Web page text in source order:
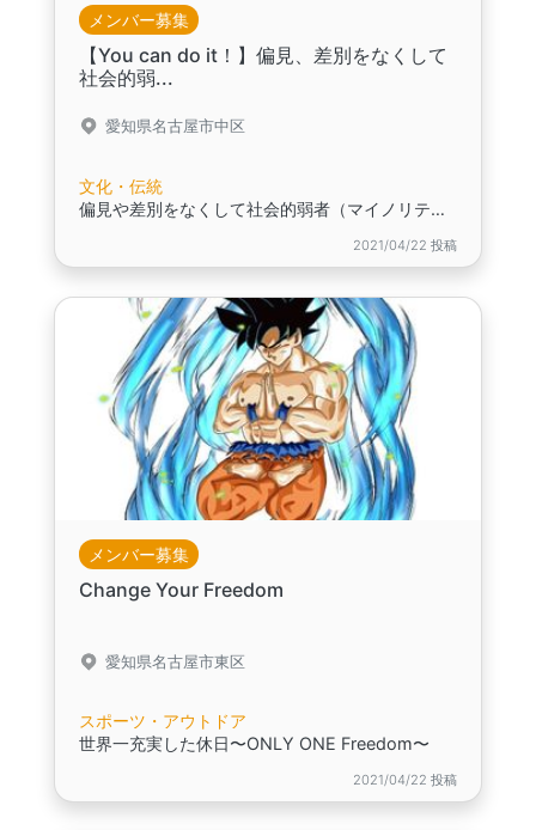
メンバー募集
【You can do it！】偏見、差別をなくして
社会的弱...
愛知県名古屋市中区
文化・伝統
偏見や差別をなくして社会的弱者（マイノリティー）を救いませんか？
2021/04/22 投稿
メンバー募集
Change Your Freedom
愛知県名古屋市東区
スポーツ・アウトドア
世界一充実した休日〜ONLY ONE Freedom〜
2021/04/22 投稿